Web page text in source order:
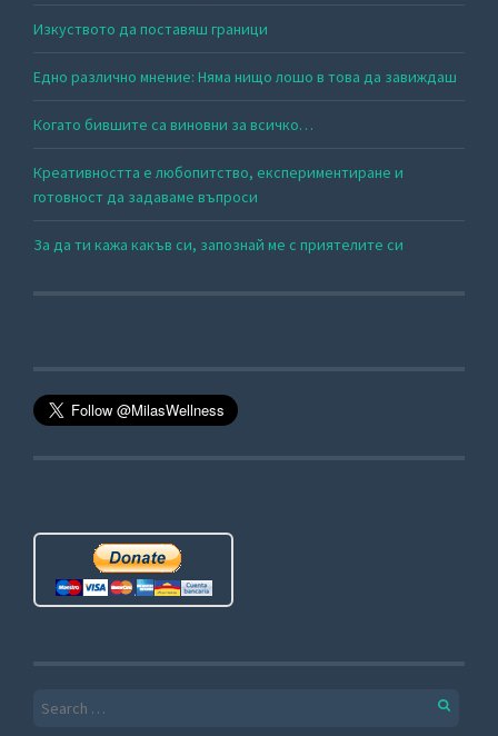
Изкуството да поставяш граници
Едно различно мнение: Няма нищо лошо в това да завиждаш
Когато бившите са виновни за всичко…
Креативността е любопитство, експериментиране и
готовност да задаваме въпроси
За да ти кажа какъв си, запознай ме с приятелите си
Search for: